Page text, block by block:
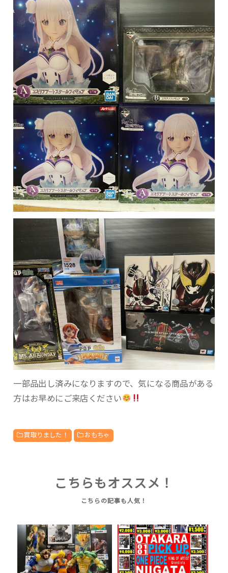
一部品出し済みになりますので、気になる商品がある
方はお早めにご来店ください
買取りました！ おもちゃ
こちらもオススメ！